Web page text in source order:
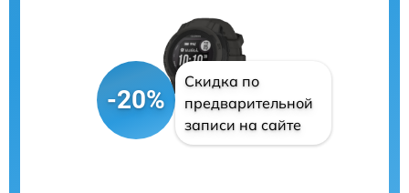
-20%
Скидка по
предварительной
записи на сайте